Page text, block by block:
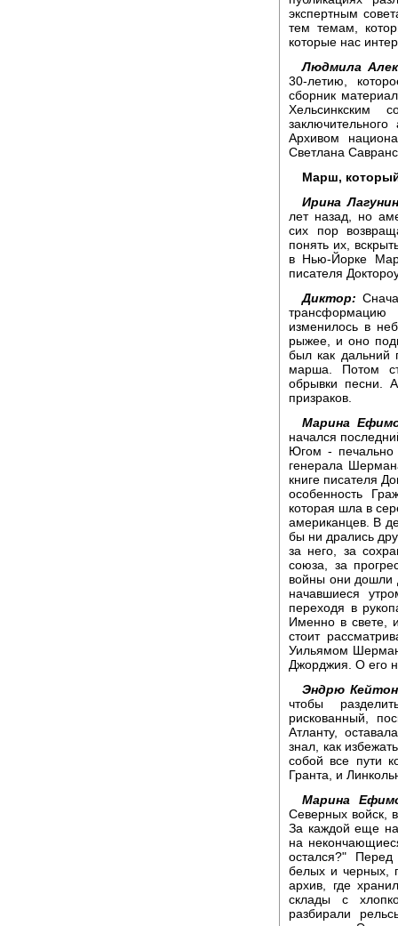
экспертным
тем темам,
которые нас
Людмила
30-летию,
сборник
Хельсинкским
Архивом
Светлана
Марш,
Ирина
лет назад, но
сих пор
понять их,
в Нью-Йорке
писателя
Диктор:
трансформацию
изменилось в
рыжее, и оно
был как дальний
марша. Потом
обрывки песни.
призраков.
Марина
начался
Югом -
генерала
книге писателя
особенность
которая шла в
американцев. В
бы ни дрались
за него, за
союза, за
войны они дошли
начавшиеся
переходя в
Именно в свете,
стоит
Уильямом
Джорджия. О его
Эндрю
чтобы
рискованный,
Атланту,
знал, как
собой все пути
Гранта, и
Марина
Северных войск,
За каждой еще
на
остался?"
белых и черных,
архив, где
склады с
разбирали